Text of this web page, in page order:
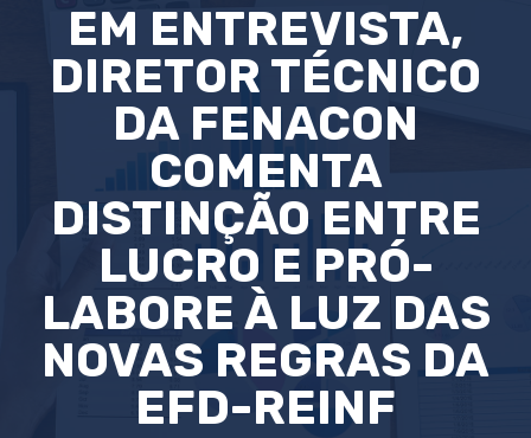
EM ENTREVISTA,
DIRETOR TÉCNICO
DA FENACON
COMENTA
DISTINÇÃO ENTRE
LUCRO E PRÓ-
LABORE À LUZ DAS
NOVAS REGRAS DA
EFD-REINF